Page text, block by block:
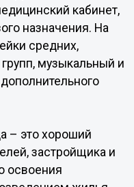
кабинет,
назначения. На
средних,
музыкальный и
– это хороший
застройщика и
освоения